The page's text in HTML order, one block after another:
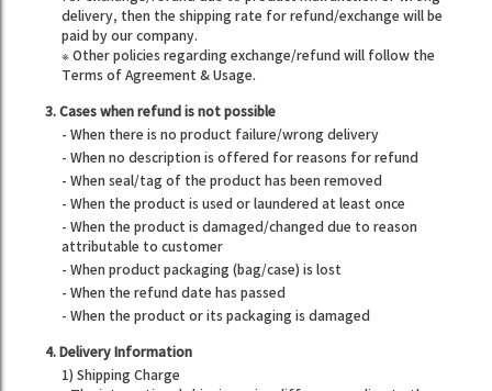
delivery, then the shipping rate for refund/exchange will be
paid by our company.
※ Other policies regarding exchange/refund will follow the
Terms of Agreement & Usage.
3. Cases when refund is not possible
- When there is no product failure/wrong delivery
- When no description is offered for reasons for refund
- When seal/tag of the product has been removed
- When the product is used or laundered at least once
- When the product is damaged/changed due to reason
attributable to customer
- When product packaging (bag/case) is lost
- When the refund date has passed
- When the product or its packaging is damaged
4. Delivery Information
1) Shipping Charge